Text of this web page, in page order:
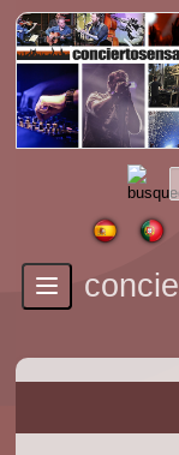
Toggle
navigation